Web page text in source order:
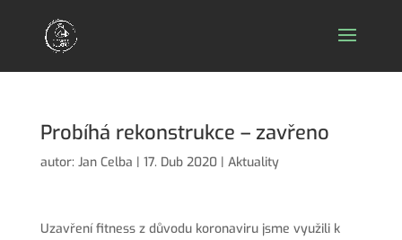
Probíhá rekonstrukce – zavřeno
autor: Jan Celba | 17. Dub 2020| Aktuality
Uzavření fitness z důvodu koronaviru jsme využili k